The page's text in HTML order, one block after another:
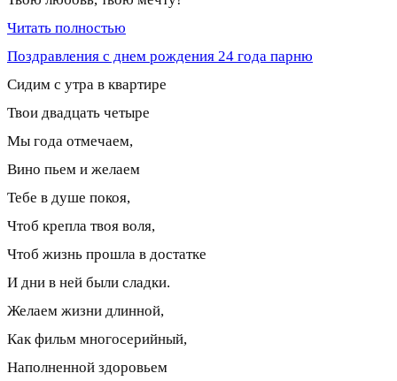
Читать полностью
Поздравления с днем рождения 24 года парню
Сидим с утра в квартире
Твои двадцать четыре
Мы года отмечаем,
Вино пьем и желаем
Тебе в душе покоя,
Чтоб крепла твоя воля,
Чтоб жизнь прошла в достатке
И дни в ней были сладки.
Желаем жизни длинной,
Как фильм многосерийный,
Наполненной здоровьем